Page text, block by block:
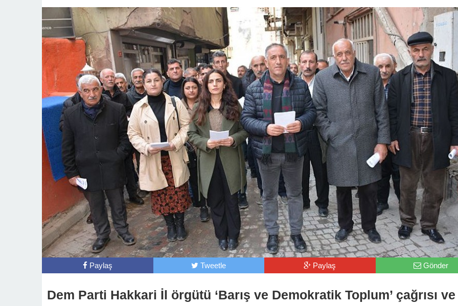
Paylaş Tweetle Paylaş Gönder
Dem Parti Hakkari İl örgütü ‘Barış ve Demokratik Toplum’ çağrısı ve